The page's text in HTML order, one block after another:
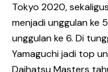
Tokyo 2020,
menjadi unggulan ke
unggulan ke 6. Di
Yamaguchi jadi top
Daihatsu Masters